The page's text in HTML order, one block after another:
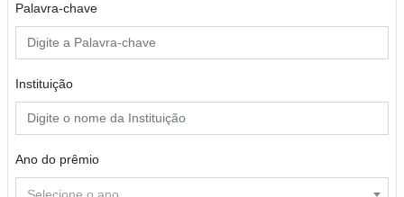
Palavra-chave
Instituição
Ano do prêmio